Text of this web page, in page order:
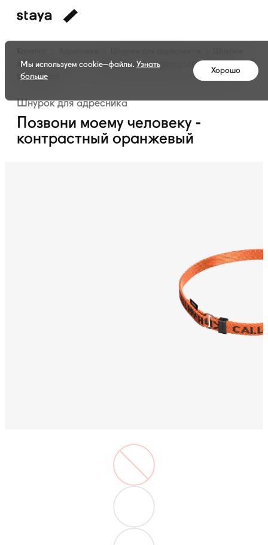
для адресников
Позвони моему человеку - контрастный
оранжевый
Шнурок для адресника
Позвони моему человеку -
контрастный оранжевый
Мы используем cookie–файлы. Узнать
больше
Хорошо